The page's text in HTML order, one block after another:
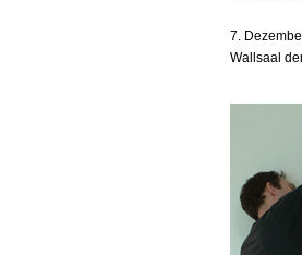
7.
Wallsaal